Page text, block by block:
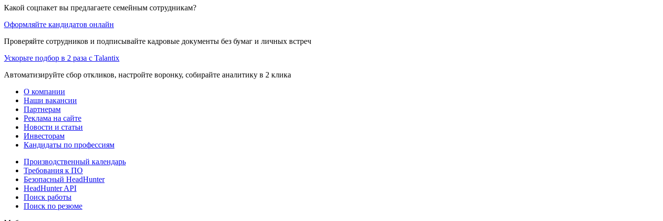
Какой соцпакет вы предлагаете семейным сотрудникам?
Оформляйте кандидатов онлайн
Проверяйте сотрудников и подписывайте кадровые документы без бумаг и личных встреч
Ускорьте подбор в 2 раза с Talantix
Автоматизируйте сбор откликов, настройте воронку, собирайте аналитику в 2 клика
О компании
Наши вакансии
Партнерам
Реклама на сайте
Новости и статьи
Инвесторам
Кандидаты по профессиям
Производственный календарь
Требования к ПО
Безопасный HeadHunter
HeadHunter API
Поиск работы
Поиск по резюме